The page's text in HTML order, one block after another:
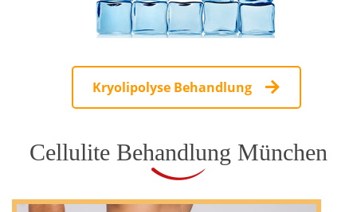
Kryolipolyse Behandlung
Cellulite Behandlung München